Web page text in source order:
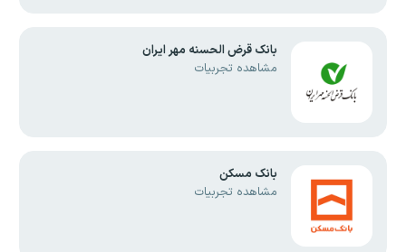
بانک قرض الحسنه مهر ایران
مشاهده تجربیات
بانک مسکن
مشاهده تجربیات